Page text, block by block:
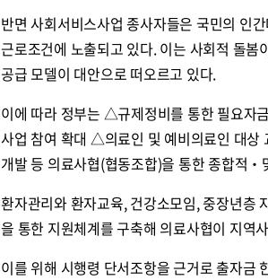
반면 사회서비스사업 종사자들은 국민의 인
근로조건에 노출되고 있다. 이는 사회적 돌
공급 모델이 대안으로 떠오르고 있다.
이에 따라 정부는 △규제정비를 통한 필요자
사업 참여 확대 △의료인 및 예비의료인 대
개발 등 의료사협(협동조합)을 통한 종합적
환자관리와 환자교육, 건강소모임, 중장년층
을 통한 지원체계를 구축해 의료사협이 지역
이를 위해 시행령 단서조항을 근거로 출자금